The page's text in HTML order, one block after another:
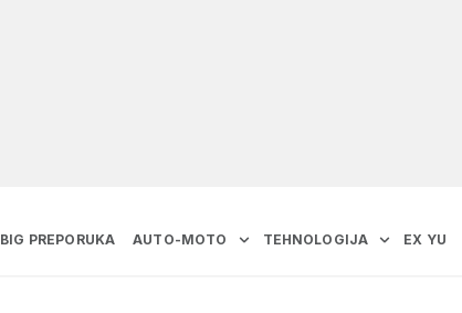
BIG PREPORUKA AUTO-MOTO TEHNOLOGIJA EX YU